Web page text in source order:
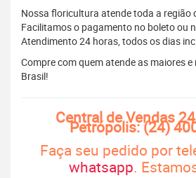
Nossa floricultura atende toda a região
Facilitamos o pagamento no boleto ou
Atendimento 24 horas, todos os dias
Compre com quem atende as maiores
Brasil!
Central de Vendas
Petrópolis: (24)
Faça seu pedido por
whatsapp.